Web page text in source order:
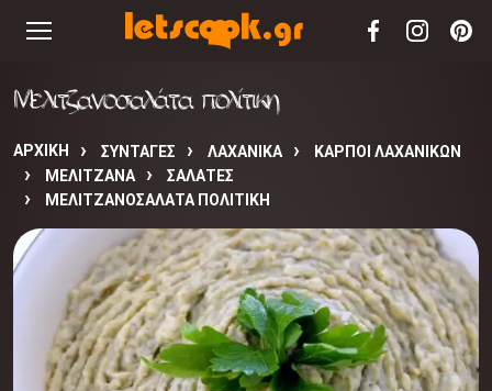
Μελιτζανοσαλάτα πολίτικη
ΑΡΧΙΚΉ ΣΥΝΤΑΓΈΣ ΛΑΧΑΝΙΚΑ
ΚΑΡΠΟΙ ΛΑΧΑΝΙΚΩΝ
ΜΕΛΙΤΖΑΝΑ
ΣΑΛΑΤΕΣ
ΜΕΛΙΤΖΑΝΟΣΑΛΆΤΑ ΠΟΛΊΤΙΚΗ